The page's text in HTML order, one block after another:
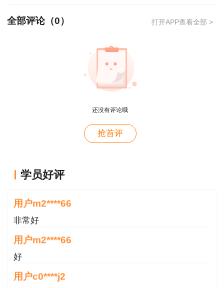
经纪人，多次参与国家级考试命题审题工作，熟悉
造师、中级经济师，多年从事房估、造价、监理等
辅导的考试培训工作。授课重点突出，思路清晰，
亲和力强，条理清晰。
任世元
考试培训经验。授课风趣幽默，注重理论结合实
践，采用“一圈二点三练四解惑”的特点，将各个题
型的解题方法捷径化，公式化。如引用传奇人物范
蠡的故事，引出市场经济；利用“价格、住宅、公
质；引用医药价格政策解读最高限价与保护价格的
全部评论（0） 打开APP查看全部 >
还没有评论哦
抢首评
学员好评
资产评估师就是跟着林老师学的，讲的很好，幽默风
用户zh****zb
用户m2****66
非常好
用户m2****66
好
用户c0****j2